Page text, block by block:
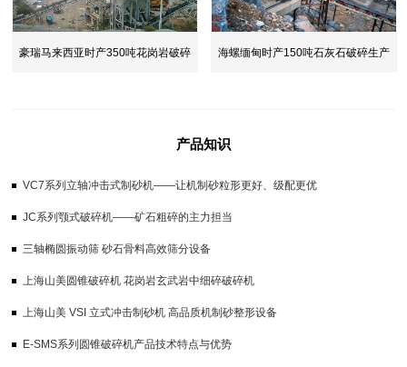
豪瑞马来西亚时产350吨花岗岩破碎 海螺缅甸时产150吨石灰石破碎生产
产品知识
VC7系列立轴冲击式制砂机——让机制砂粒形更好、级配更优
JC系列颚式破碎机——矿石粗碎的主力担当
三轴椭圆振动筛 砂石骨料高效筛分设备
上海山美圆锥破碎机 花岗岩玄武岩中细碎破碎机
上海山美 VSI 立式冲击制砂机 高品质机制砂整形设备
E-SMS系列圆锥破碎机产品技术特点与优势